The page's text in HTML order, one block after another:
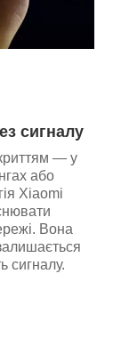
сигналу
— у
або
Xiaomi
Вона
сигналу.